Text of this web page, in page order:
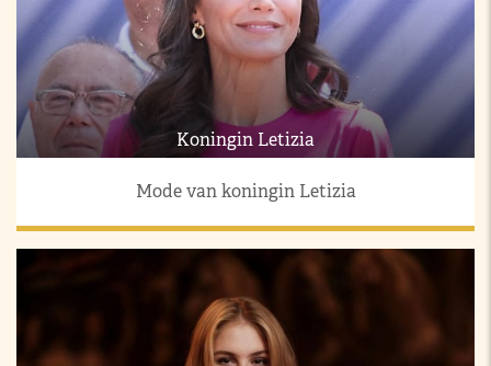
Koningin Letizia
Mode van koningin Letizia